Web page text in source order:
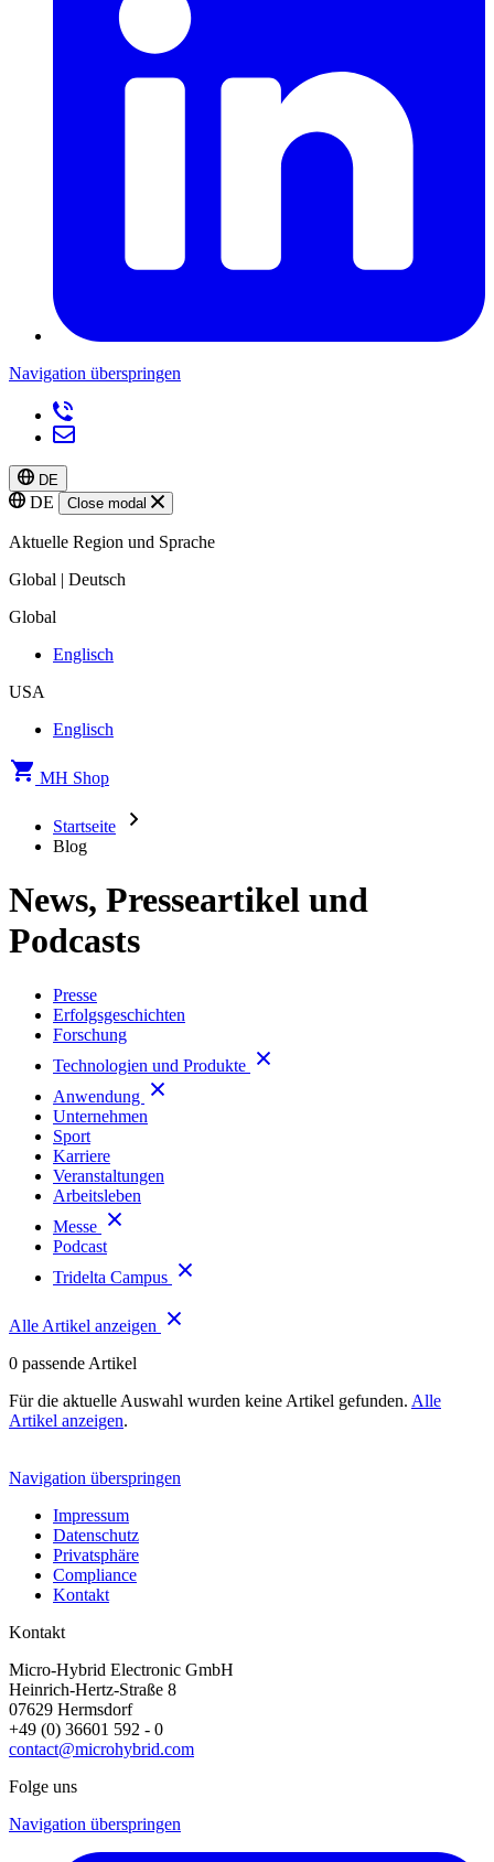
Navigation überspringen
DE
DE Close modal
Aktuelle Region und Sprache
Global | Deutsch
Global
Englisch
USA
Englisch
MH Shop
Startseite
Blog
News, Presseartikel und
Podcasts
Presse
Erfolgsgeschichten
Forschung
Technologien und Produkte
Anwendung
Unternehmen
Sport
Karriere
Veranstaltungen
Arbeitsleben
Messe
Podcast
Tridelta Campus
Alle Artikel anzeigen
0 passende Artikel
Für die aktuelle Auswahl wurden keine Artikel gefunden. Alle
Artikel anzeigen.
Navigation überspringen
Impressum
Datenschutz
Privatsphäre
Compliance
Kontakt
Kontakt
Micro-Hybrid Electronic GmbH
Heinrich-Hertz-Straße 8
07629 Hermsdorf
+49 (0) 36601 592 - 0
contact@microhybrid.com
Folge uns
Navigation überspringen